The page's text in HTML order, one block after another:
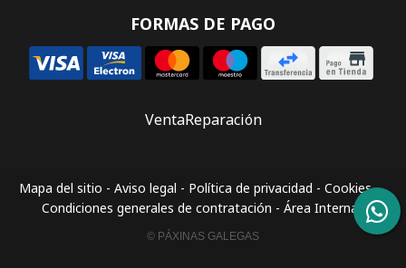
FORMAS DE PAGO
VentaReparación
Mapa del sitio - Aviso legal - Política de privacidad - Cookies-
Condiciones generales de contratación - Área Interna
© PÁXINAS GALEGAS